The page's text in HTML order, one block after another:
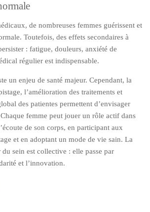
de nombreuses femmes guérissent et
Toutefois, des effets secondaires à
: fatigue, douleurs, anxiété de
régulier est indispensable.
un enjeu de santé majeur. Cependant, la
l’amélioration des traitements et
des patientes permettent d’envisager
femme peut jouer un rôle actif dans
de son corps, en participant aux
et en adoptant un mode de vie sain. La
sein est collective : elle passe par
et l’innovation.